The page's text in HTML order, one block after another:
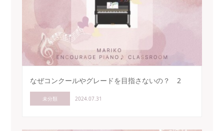
なぜコンクールやグレードを目指さないの？ 2
未分類 2024.07.31